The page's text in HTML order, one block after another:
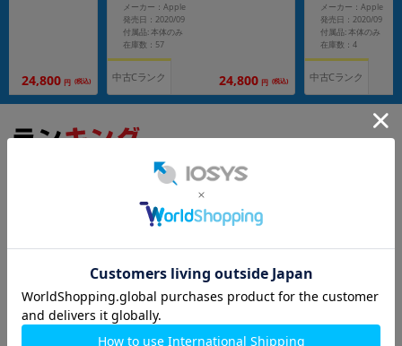
24,800 円 (税込)
メーカー：Apple
発売日：2020/09
付属品: 本体のみ
在庫数：57
中古Cランク 24,800 円 (税込)
メーカー：Apple
発売日：2020/09
付属品: 本体のみ
在庫数：4
中古Cランク